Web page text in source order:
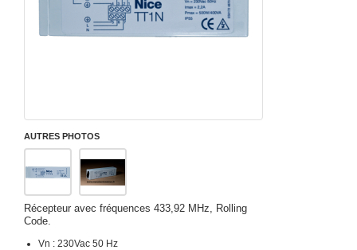
AUTRES PHOTOS
Récepteur avec fréquences 433,92 MHz, Rolling
Code.
Vn : 230Vac 50 Hz